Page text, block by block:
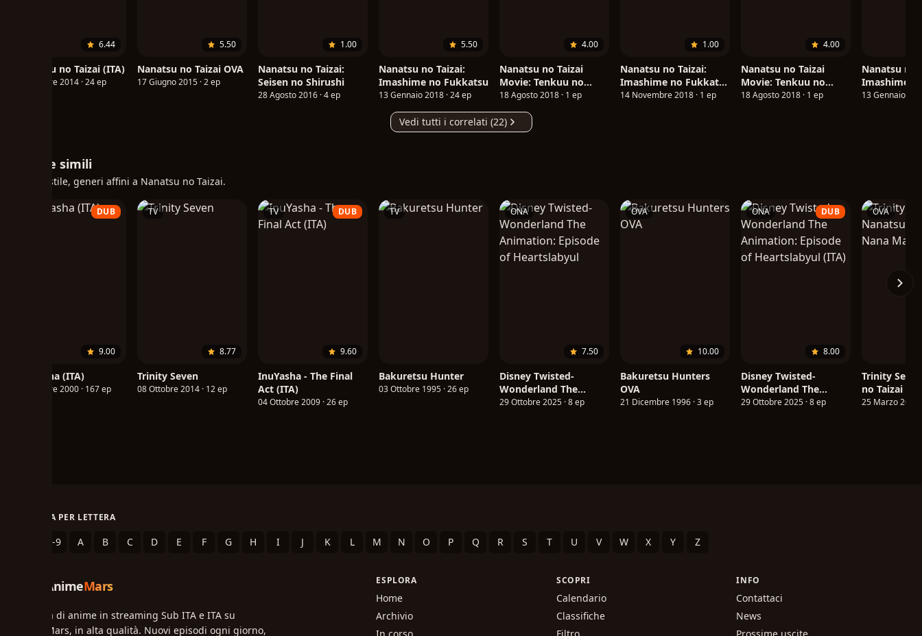
6.44
Nanatsu no Taizai (ITA)
05 Ottobre 2014 · 24 ep
5.50
Nanatsu no Taizai OVA
17 Giugno 2015 · 2 ep
1.00
Nanatsu no Taizai:
Seisen no Shirushi
28 Agosto 2016 · 4 ep
5.50
Nanatsu no Taizai:
Imashime no Fukkatsu
13 Gennaio 2018 · 24 ep
4.00
Nanatsu no Taizai
Movie: Tenkuu no
Torawarebito
18 Agosto 2018 · 1 ep
1.00
Nanatsu no Taizai:
Imashime no Fukkatsu
OVA
14 Novembre 2018 · 1 ep
4.00
Nanatsu no Taizai
Movie: Tenkuu no
Torawarebito (ITA)
18 Agosto 2018 · 1 ep
Nanatsu no
Imashime
(ITA)
13 Gennaio
Vedi tutti i correlati (22)
Anime simili
Stesso stile, generi affini a Nanatsu no Taizai.
DUB
9.00
InuYasha (ITA)
16 Ottobre 2000 · 167 ep
TV
8.77
Trinity Seven
08 Ottobre 2014 · 12 ep
TV DUB
9.60
InuYasha - The Final
Act (ITA)
04 Ottobre 2009 · 26 ep
TV
Bakuretsu Hunter
03 Ottobre 1995 · 26 ep
ONA
7.50
Disney Twisted-
Wonderland The
Animation: Episode of
29 Ottobre 2025 · 8 ep
OVA
10.00
Bakuretsu Hunters
OVA
21 Dicembre 1996 · 3 ep
ONA DUB
8.00
Disney Twisted-
Wonderland The
Animation: Episode of
29 Ottobre 2025 · 8 ep
OVA
Trinity
no Taizai to
Madoushi
25 Marzo 2015
SFOGLIA PER LETTERA
0-9 A B C D E F G H I J K L M N O P Q R S T U V W X Y Z
AnimeMars
Migliaia di anime in streaming Sub ITA e ITA su
AnimeMars, in alta qualità. Nuovi episodi ogni giorno,
ESPLORA
Home
Archivio
SCOPRI
Calendario
Classifiche
INFO
Contattaci
News